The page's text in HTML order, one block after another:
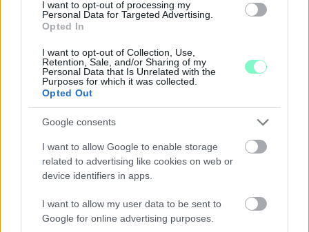
I want to opt-out of processing my
Personal Data for Targeted Advertising.
Opted In
I want to opt-out of Collection, Use,
Retention, Sale, and/or Sharing of my
Personal Data that Is Unrelated with the
Purposes for which it was collected.
Opted Out
Google consents
I want to allow Google to enable storage
related to advertising like cookies on web or
device identifiers in apps.
I want to allow my user data to be sent to
Google for online advertising purposes.
A RÓMAIAKTÓL AZ AGYAGKATONÁKIG –
TÁRLATVEZETÉSEK, WORKSHOP ÉS
KÖZÖNSÉGTALÁLKOZÓ VÁRJA A LÁTOGATÓKAT A
Ingyenes programokkal és különleges kiállításokkal készülnek a
hét második felére, a hőségriadó idején ráadásul a Várkazamata